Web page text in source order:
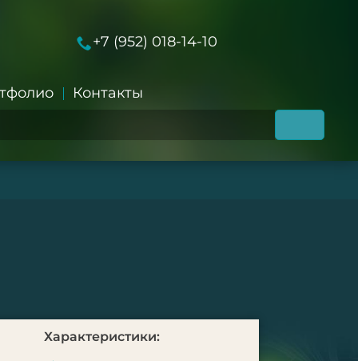
+7 (952) 018-14-10
Контакты
Характеристики: